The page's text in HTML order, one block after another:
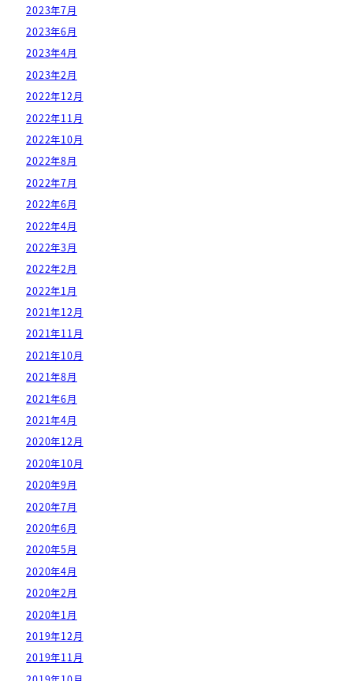
2023年7月
2023年6月
2023年4月
2023年2月
2022年12月
2022年11月
2022年10月
2022年8月
2022年7月
2022年6月
2022年4月
2022年3月
2022年2月
2022年1月
2021年12月
2021年11月
2021年10月
2021年8月
2021年6月
2021年4月
2020年12月
2020年10月
2020年9月
2020年7月
2020年6月
2020年5月
2020年4月
2020年2月
2020年1月
2019年12月
2019年11月